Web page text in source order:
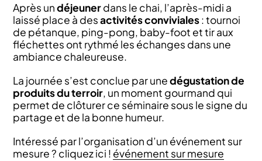
Après undéjeunerdans le chai, l’après-midi a
laissé place à desactivités conviviales: tournoi
de pétanque, ping-pong, baby-foot et tir aux
fléchettes ont rythmé les échanges dans une
ambiance chaleureuse.
La journée s’est conclue par unedégustation de
produits du terroir, un moment gourmand qui
permet de clôturer ce séminaire sous le signe du
partage et de la bonne humeur.
Intéressé par l’organisation d’un événement sur
mesure ? cliquez ici ! événement sur mesure